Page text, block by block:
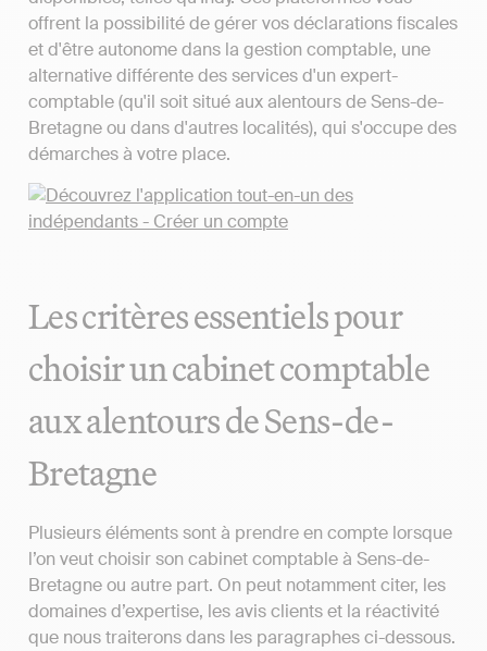
offrent la possibilité de gérer vos déclarations fiscales
et d'être autonome dans la gestion comptable, une
alternative différente des services d'un expert-
comptable (qu'il soit situé aux alentours de Sens-de-
Bretagne ou dans d'autres localités), qui s'occupe des
démarches à votre place.
Les critères essentiels pour
choisir un cabinet comptable
aux alentours de Sens-de-
Bretagne
Plusieurs éléments sont à prendre en compte lorsque
l’on veut choisir son cabinet comptable à Sens-de-
Bretagne ou autre part. On peut notamment citer, les
domaines d’expertise, les avis clients et la réactivité
que nous traiterons dans les paragraphes ci-dessous.